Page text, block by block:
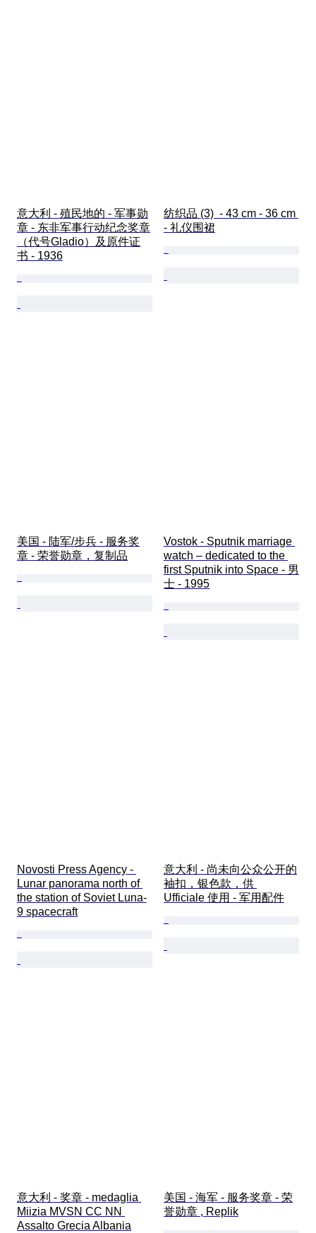
意大利 - 殖民地的 - 军事勋
章 - 东非军事行动纪念奖章
（代号Gladio）及原件证
书 - 1936
纺织品 (3)  - 43 cm - 36 cm
- 礼仪围裙
美国 - 陆军/步兵 - 服务奖
章 - 荣誉勋章，复制品
Vostok - Sputnik marriage
watch – dedicated to the
first Sputnik into Space - 男
士 - 1995
Novosti Press Agency -
Lunar panorama north of
the station of Soviet Luna-
9 spacecraft
意大利 - 尚未向公众公开的
袖扣，银色款，供
Ufficiale 使用 - 军用配件
意大利 - 奖章 - medaglia
Miizia MVSN CC NN
Assalto Grecia Albania
美国 - 海军 - 服务奖章 - 荣
誉勋章 , Replik